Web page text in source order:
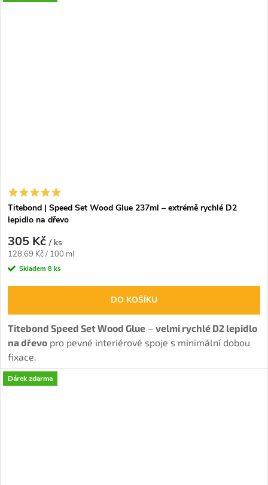
Titebond | Speed Set Wood Glue 237ml – extrémě rychlé D2
lepidlo na dřevo
305 Kč/ ks
Měrná
cena:
128,69 Kč / 100 ml
Skladem 8 ks
DO KOŠÍKU
Titebond Speed Set Wood Glue – velmi rychlé D2 lepidlo
na dřevo pro pevné interiérové spoje s minimální dobou
fixace.
Dárek zdarma